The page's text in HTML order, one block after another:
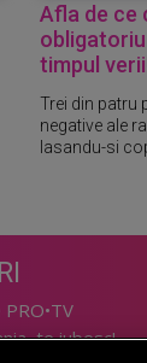
Afla de ce
timpul
Trei din patru
negative ale
lasandu-si
te iubesc!